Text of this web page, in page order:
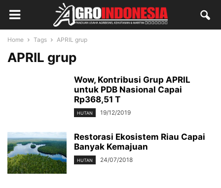
Home Tags APRIL grup
APRIL grup
Wow, Kontribusi Grup APRIL
untuk PDB Nasional Capai
Rp368,51 T
HUTAN 19/12/2019
Restorasi Ekosistem Riau Capai
Banyak Kemajuan
HUTAN 24/07/2018